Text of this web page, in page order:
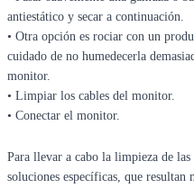
antiestático y secar a continuación.
• Otra opción es rociar con un
cuidado de no humedecerla
monitor.
• Limpiar los cables del monitor.
• Conectar el monitor.
Para llevar a cabo la limpieza de
soluciones específicas, que